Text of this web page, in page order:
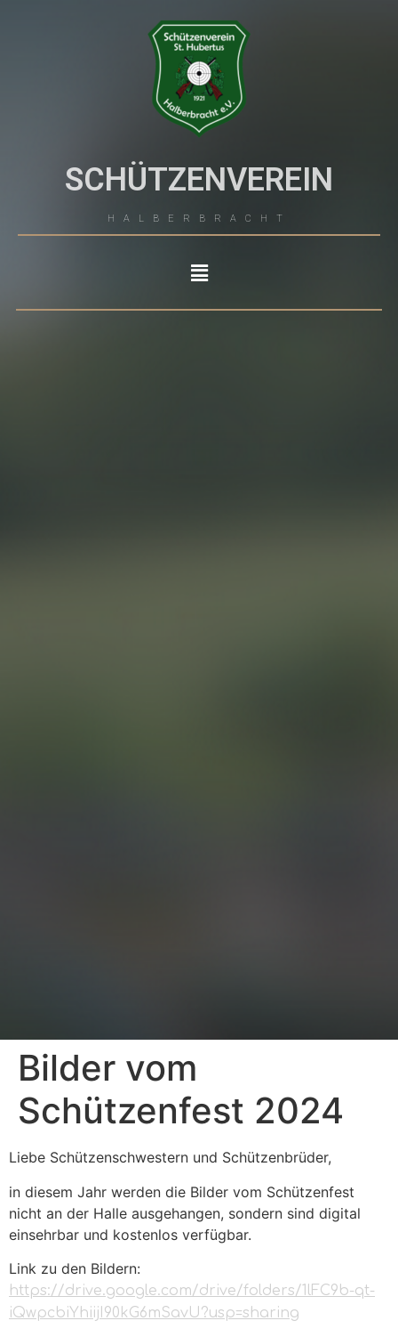
SCHÜTZENVEREIN
HALBERBRACHT
Bilder vom
Schützenfest 2024
Liebe Schützenschwestern und Schützenbrüder,
in diesem Jahr werden die Bilder vom Schützenfest
nicht an der Halle ausgehangen, sondern sind digital
einsehrbar und kostenlos verfügbar.
Link zu den Bildern:
https://drive.google.com/drive/folders/1lFC9b-qt-
iQwpcbiYhiijI90kG6mSavU?usp=sharing